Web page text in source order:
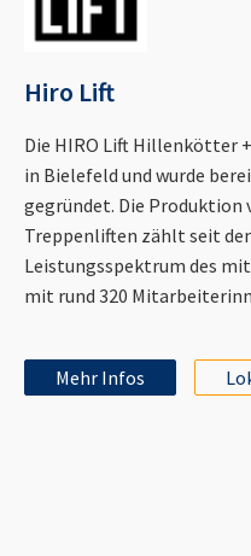
Hiro Lift
Die HIRO Lift Hillenkötter
in Bielefeld und wurde
gegründet. Die Produktion
Treppenliften zählt seit
Leistungsspektrum des
mit rund 320
Mehr Infos